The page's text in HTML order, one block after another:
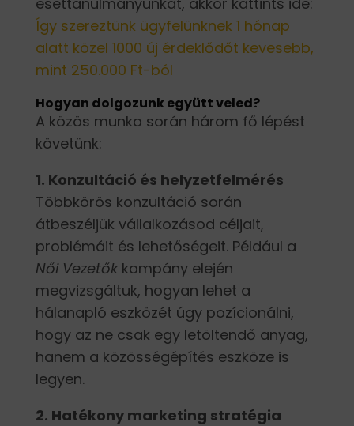
Így szereztünk ügyfelünknek 1 hónap
alatt közel 1000 új érdeklődőt kevesebb,
mint 250.000 Ft-ból
Hogyan dolgozunk együtt veled?
A közös munka során három fő lépést
követünk:
1. Konzultáció és helyzetfelmérés
Többkörös konzultáció során
átbeszéljük vállalkozásod céljait,
problémáit és lehetőségeit. Például a
Női Vezetőkkampány elején
megvizsgáltuk, hogyan lehet a
hálanapló eszközét úgy pozícionálni,
hogy az ne csak egy letöltendő anyag,
hanem a közösségépítés eszköze is
legyen.
2. Hatékony marketing stratégia